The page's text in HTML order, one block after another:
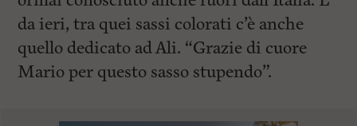
da ieri, tra quei sassi colorati c’è anche
quello dedicato ad Ali. “Grazie di cuore
Mario per questo sasso stupendo”.